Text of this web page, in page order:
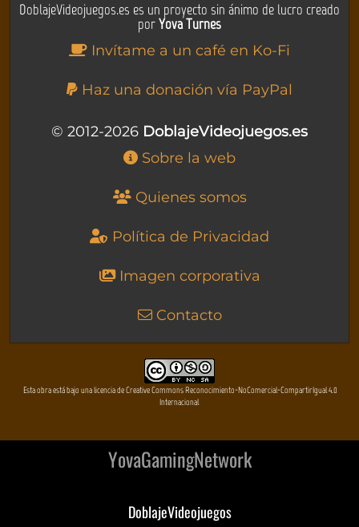
DoblajeVideojuegos.es es un proyecto sin ánimo de lucro creado
porYova Turnes
Invítame a un café en Ko-Fi
Haz una donación vía PayPal
© 2012-2026 DoblajeVideojuegos.es
Sobre la web
Quienes somos
Política de Privacidad
Imagen corporativa
Contacto
Esta obra está bajo una licencia de Creative Commons Reconocimiento-NoComercial-CompartirIgual 4.0
Internacional
YovaGamingNetwork
DoblajeVideojuegos